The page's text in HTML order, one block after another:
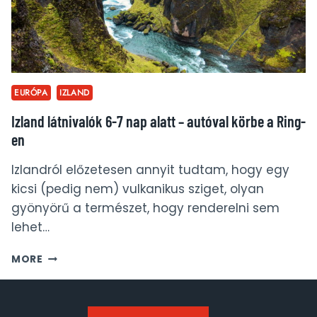
EURÓPA IZLAND
Izland látnivalók 6-7 nap alatt – autóval körbe a Ring-
en
Izlandról előzetesen annyit tudtam, hogy egy
kicsi (pedig nem) vulkanikus sziget, olyan
gyönyörű a természet, hogy renderelni sem
lehet…
MORE IZLAND